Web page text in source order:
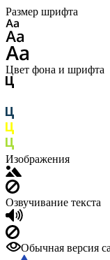
Размер шрифта
Цвет фона и шрифта
Изображения
Озвучивание текста
Обычная версия